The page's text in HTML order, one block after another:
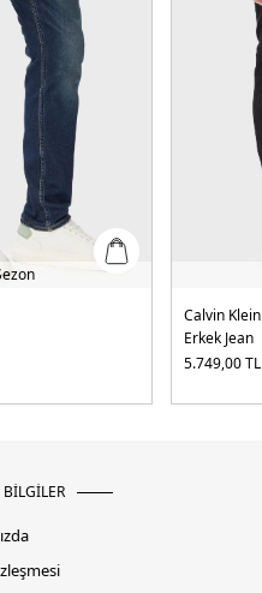
Calvin Klein
Erkek Jean
5.749,00TL